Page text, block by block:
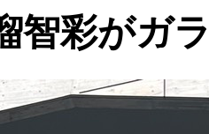
彩がガ